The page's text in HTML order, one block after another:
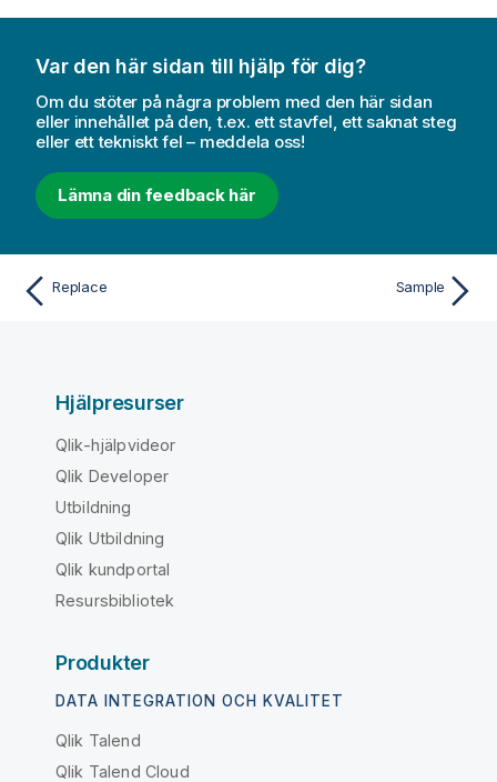
Var den här sidan till hjälp för dig?
Om du stöter på några problem med den här sidan
eller innehållet på den, t.ex. ett stavfel, ett saknat steg
eller ett tekniskt fel – meddela oss!
Lämna din feedback här
Replace Sample
Hjälpresurser
Qlik-hjälpvideor
Qlik Developer
Utbildning
Qlik Utbildning
Qlik kundportal
Resursbibliotek
Produkter
DATA INTEGRATION OCH KVALITET
Qlik Talend
Qlik Talend Cloud